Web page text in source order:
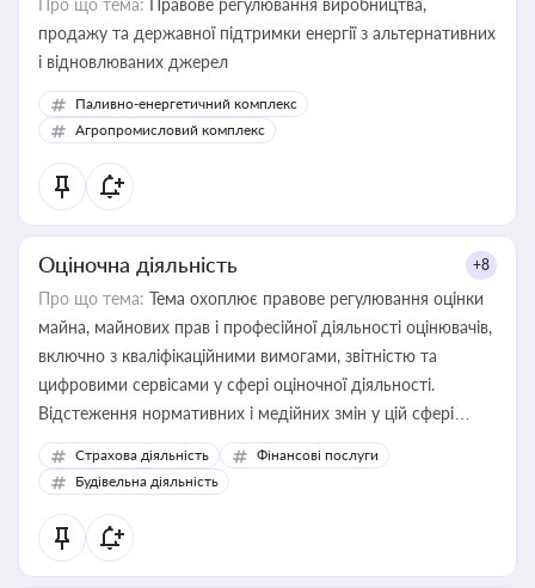
Про що тема: Правове регулювання виробництва,
продажу та державної підтримки енергії з альтернативних
і відновлюваних джерел
Паливно-енергетичний комплекс
Агропромисловий комплекс
Оціночна діяльність +8
Про що тема: Тема охоплює правове регулювання оцінки
майна, майнових прав і професійної діяльності оцінювачів,
включно з кваліфікаційними вимогами, звітністю та
цифровими сервісами у сфері оціночної діяльності.
Відстеження нормативних і медійних змін у цій сфері
корисне для власника бізнесу, керівника, юриста або
бухгалтера під час оподаткування, приватизації, оренди
державного майна, корпоративних угод і перевірки
статусу суб'єктів оціночної діяльності
Страхова діяльність
Фінансові послуги
Будівельна діяльність